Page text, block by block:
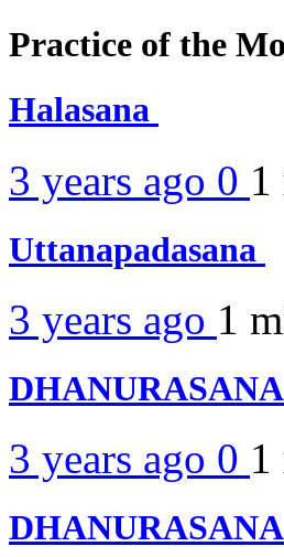
Practice of the
Halasana
3 years ago 0 1
Uttanapadasana
3 years ago 1
3 years ago 0 1
DHANURASANA